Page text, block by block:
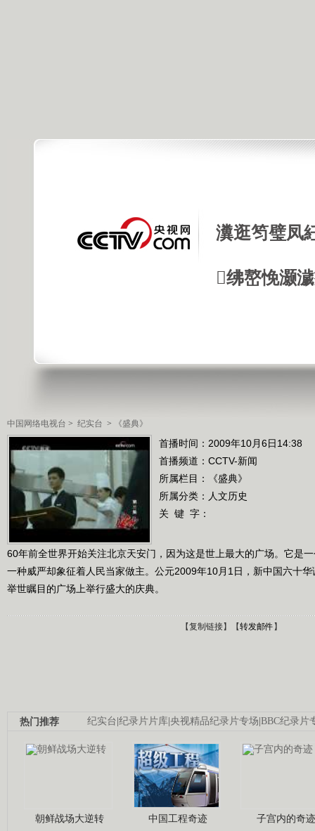
瀵逛笉璧凤
绋嶅悗灏
中国网络电视台 > 纪实台 > 《盛典》
首播时间：2009年10月6日14:38
首播频道： CCTV-新闻
所属栏目：
《盛典》
所属分类：人文历史
关 键 字：
60年前全世界开始关注北京天安门，因为这是世上最大的广场。它是
一种威严却象征着人民当家做主。公元2009年10月1日，新中国六十
举世瞩目的广场上举行盛大的庆典。
【复制链接】【转发邮件】
纪实台|纪录片片库|央视精品纪录片专场|BBC纪录片
热门推荐
朝鲜战场大逆转 中国工程奇迹 子宫内的奇迹